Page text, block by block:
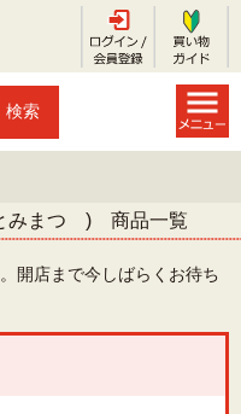
みまつ ) 商品一覧
開店まで今しばらくお待ち